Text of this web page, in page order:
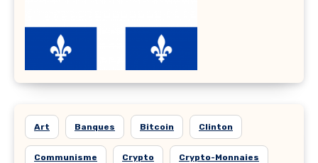
Art Banques Bitcoin Clinton
Communisme Crypto Crypto-Monnaies